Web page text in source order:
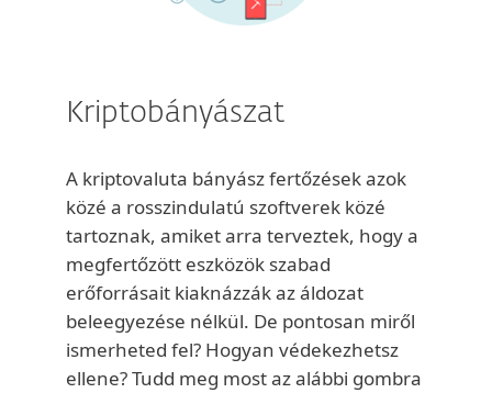
Kriptobányászat
A kriptovaluta bányász fertőzések azok
közé a rosszindulatú szoftverek közé
tartoznak, amiket arra terveztek, hogy a
megfertőzött eszközök szabad
erőforrásait kiaknázzák az áldozat
beleegyezése nélkül. De pontosan miről
ismerheted fel? Hogyan védekezhetsz
ellene? Tudd meg most az alábbi gombra